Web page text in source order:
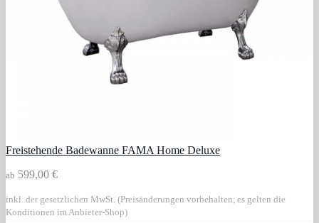
Freistehende Badewanne FAMA Home Deluxe
ab 599,00 €
inkl. der gesetzlichen MwSt. (Preisänderungen vorbehalten, es gelten die
Konditionen im Anbieter-Shop)